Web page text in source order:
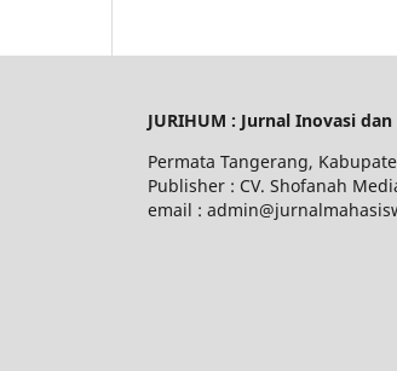
JURIHUM : Jurnal Inovasi
Permata Tangerang,
Publisher : CV. Shofanah
email :